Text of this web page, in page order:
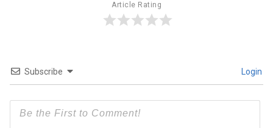
Article Rating
Subscribe Login